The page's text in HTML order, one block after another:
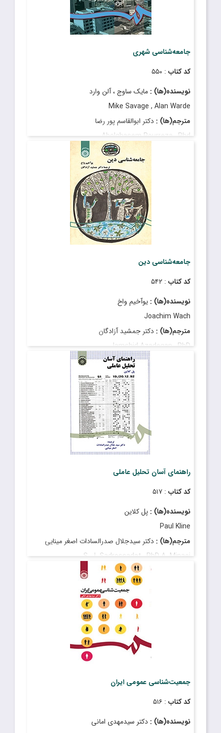
جامعه‌شناسی شهری
کد کتاب : ۵۵۰
نویسنده(ها) : مایک ساوج ، آلن وارد
Mike Savage , Alan Warde
مترجم(ها) : دکتر ابوالقاسم پور رضا
Abolghasem Pourreza , Phd
جامعه‌شناسی دین
کد کتاب : ۵۴۲
نویسنده(ها) : یوآخیم واخ
Joachim Wach
مترجم(ها) : دکتر جمشید آزادگان
Jamshid Azadegan , PhD
: فروردین ۱۳۹۵
راهنمای آسان تحلیل عاملی
کد کتاب : ۵۱۷
نویسنده(ها) : پل کلاین
Paul Kline
مترجم(ها) : دکتر سیدجلال صدرالسادات اصغر مینایی
S. J. Sadrossadat , PhD A. Minaei
: فروردین ۱۳۹۷
جمعیت‌شناسی عمومی ایران
کد کتاب : ۵۱۶
نویسنده(ها) : دکتر سیدمهدی امانی